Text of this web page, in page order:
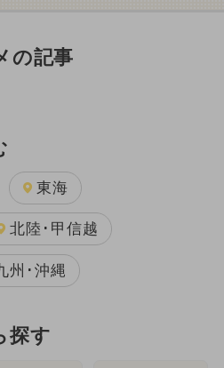
の記事
東海
北陸･甲信越
州･沖縄
探す